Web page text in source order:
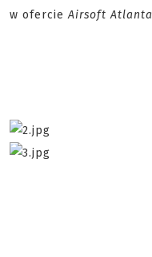
w ofercieAirsoft Atlanta